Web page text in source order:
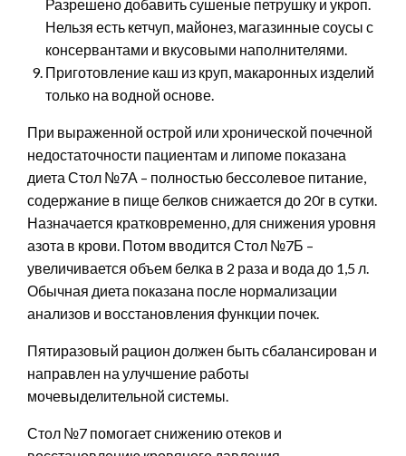
Разрешено добавить сушеные петрушку и укроп.
Нельзя есть кетчуп, майонез, магазинные соусы с
консервантами и вкусовыми наполнителями.
Приготовление каш из круп, макаронных изделий
только на водной основе.
При выраженной острой или хронической почечной
недостаточности пациентам и липоме показана
диета Стол №7А – полностью бессолевое питание,
содержание в пище белков снижается до 20г в сутки.
Назначается кратковременно, для снижения уровня
азота в крови. Потом вводится Стол №7Б –
увеличивается объем белка в 2 раза и вода до 1,5 л.
Обычная диета показана после нормализации
анализов и восстановления функции почек.
Пятиразовый рацион должен быть сбалансирован и
направлен на улучшение работы
мочевыделительной системы.
Стол №7 помогает снижению отеков и